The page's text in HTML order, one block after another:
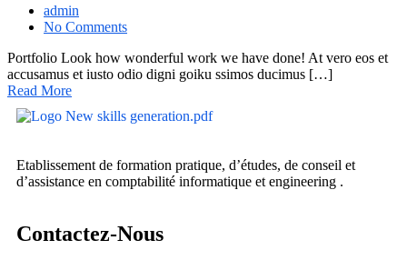
admin
No Comments
Portfolio Look how wonderful work we have done! At vero eos et
accusamus et iusto odio digni goiku ssimos ducimus […]
Read More
Etablissement de formation pratique, d’études, de conseil et
d’assistance en comptabilité informatique et engineering .
Contactez-Nous